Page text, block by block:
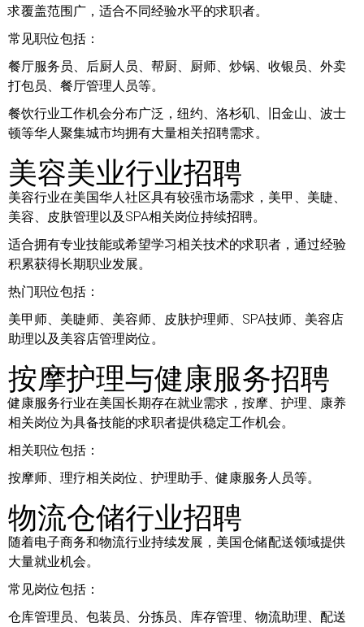
求覆盖范围广，适合不同经验水平的求职者。
常见职位包括：
餐厅服务员、后厨人员、帮厨、厨师、炒锅、收银员、外卖
打包员、餐厅管理人员等。
餐饮行业工作机会分布广泛，纽约、洛杉矶、旧金山、波士
顿等华人聚集城市均拥有大量相关招聘需求。
美容美业行业招聘
美容行业在美国华人社区具有较强市场需求，美甲、美睫、
美容、皮肤管理以及SPA相关岗位持续招聘。
适合拥有专业技能或希望学习相关技术的求职者，通过经验
积累获得长期职业发展。
热门职位包括：
美甲师、美睫师、美容师、皮肤护理师、SPA技师、美容店
助理以及美容店管理岗位。
按摩护理与健康服务招聘
健康服务行业在美国长期存在就业需求，按摩、护理、康养
相关岗位为具备技能的求职者提供稳定工作机会。
相关职位包括：
按摩师、理疗相关岗位、护理助手、健康服务人员等。
物流仓储行业招聘
随着电子商务和物流行业持续发展，美国仓储配送领域提供
大量就业机会。
常见岗位包括：
仓库管理员、包装员、分拣员、库存管理、物流助理、配送